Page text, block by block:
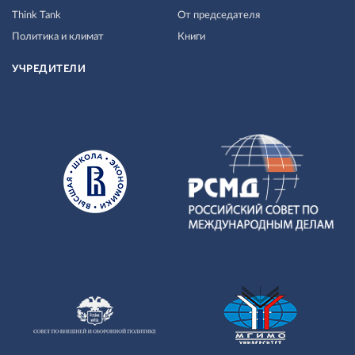
Think Tank
Политика и климат
От председателя
Книги
УЧРЕДИТЕЛИ